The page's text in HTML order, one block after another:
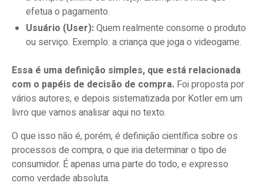
efetua o pagamento.
Usuário (User):Quem realmente consome o produto
ou serviço. Exemplo: a criança que joga o videogame.
Essa é uma definição simples, que está relacionada
com o papéis de decisão de compra. Foi proposta por
vários autores, e depois sistematizada por Kotler em um
livro que vamos analisar aqui no texto.
O que isso não é, porém, é definição científica sobre os
processos de compra, o que iria determinar o tipo de
consumidor. É apenas uma parte do todo, e expresso
como verdade absoluta.